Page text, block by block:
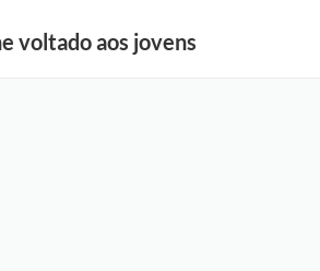
voltado aos jovens